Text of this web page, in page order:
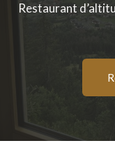
Restaurant